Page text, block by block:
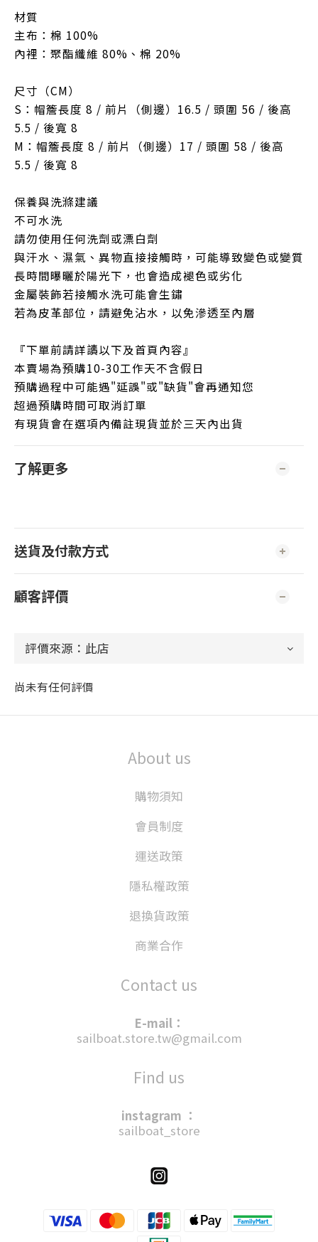
材質
主布：棉 100%
內裡：聚酯纖維 80%、棉 20%
尺寸（CM）
S：帽簷長度 8 / 前片（側邊）16.5 / 頭圍 56 / 後高
5.5 / 後寬 8
M：帽簷長度 8 / 前片（側邊）17 / 頭圍 58 / 後高
5.5 / 後寬 8
保養與洗滌建議
不可水洗
請勿使用任何洗劑或漂白劑
與汗水、濕氣、異物直接接觸時，可能導致變色或變質
長時間曝曬於陽光下，也會造成褪色或劣化
金屬裝飾若接觸水洗可能會生鏽
若為皮革部位，請避免沾水，以免滲透至內層
『下單前請詳讀以下及首頁內容』
本賣場為預購10-30工作天不含假日
預購過程中可能遇"延誤"或"缺貨"會再通知您
超過預購時間可取消訂單
有現貨會在選項內備註現貨並於三天內出貨
了解更多
送貨及付款方式
顧客評價
尚未有任何評價
About us
購物須知
會員制度
運送政策
隱私權政策
退換貨政策
商業合作
Contact us
E-mail：
sailboat.store.tw@gmail.com
Find us
instagram ：
sailboat_store